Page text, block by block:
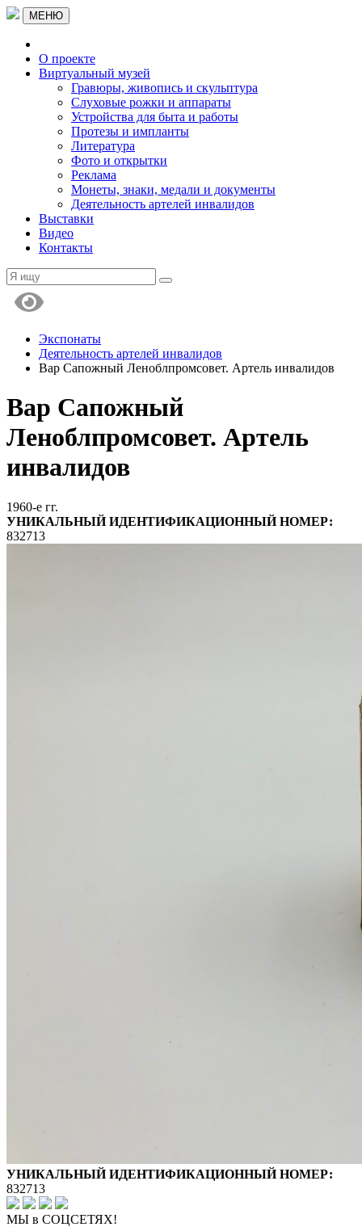
МЕНЮ
О проекте
Виртуальный музей
Гравюры, живопись и скульптура
Слуховые рожки и аппараты
Устройства для быта и работы
Протезы и импланты
Литература
Фото и открытки
Реклама
Монеты, знаки, медали и документы
Деятельность артелей инвалидов
Выставки
Видео
Контакты
Экспонаты
Деятельность артелей инвалидов
Вар Сапожный Леноблпромсовет. Артель инвалидов
Вар Сапожный
Леноблпромсовет. Артель
инвалидов
1960-е гг.
УНИКАЛЬНЫЙ ИДЕНТИФИКАЦИОННЫЙ НОМЕР:
832713
УНИКАЛЬНЫЙ ИДЕНТИФИКАЦИОННЫЙ НОМЕР:
832713
МЫ в СОЦСЕТЯХ!